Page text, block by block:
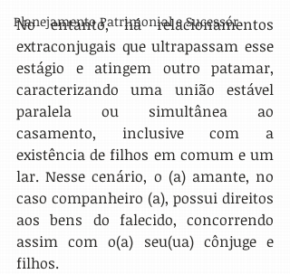
Planejamento Patrimonial e Sucessór
No entanto, há relacionamentos
extraconjugais que ultrapassam esse
estágio e atingem outro patamar,
caracterizando uma união estável
paralela ou simultânea ao
casamento, inclusive com a
existência de filhos em comum e um
lar. Nesse cenário, o (a) amante, no
caso companheiro (a), possui direitos
aos bens do falecido, concorrendo
assim com o(a) seu(ua) cônjuge e
filhos.